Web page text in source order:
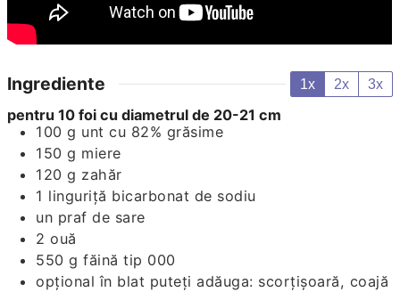
Ingrediente 1x 2x 3x
pentru 10 foi cu diametrul de 20-21 cm
100 g unt cu 82% grăsime
150 g miere
120 g zahăr
1 linguriță bicarbonat de sodiu
un praf de sare
2 ouă
550 g făină tip 000
opțional în blat puteți adăuga: scorțișoară, coajă